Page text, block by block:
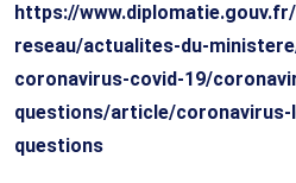
https://
reseau/actualites-du-
coronavirus-covid-19/
questions/article/coronavirus-
questions